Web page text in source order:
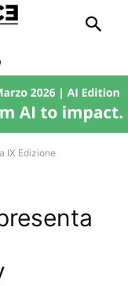
IX Edizione